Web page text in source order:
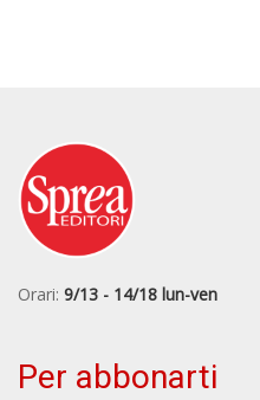
Orari: 9/13 - 14/18 lun-ven
Per abbonarti